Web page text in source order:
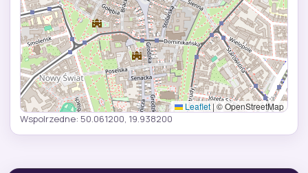
Leaflet | © OpenStreetMap
Wspolrzedne: 50.061200, 19.938200